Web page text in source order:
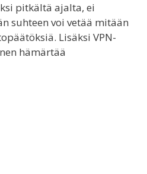
pitkältä ajalta, ei
suhteen voi vetää mitään
Lisäksi VPN-
hämärtää